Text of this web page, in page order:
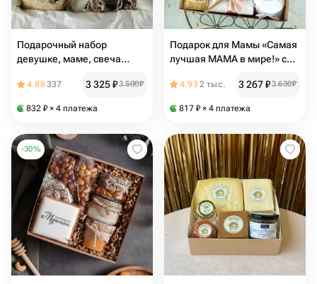
Подарочный набор
девушке, маме, свеча
мыло, магниевая соль,
ванны, люфа мочалка
4.88337 3 325₽3 500₽
832 ₽ × 4 платежа
Подарок для Мамы «Самая
лучшая МАМА в мире!» с
норковыми носочками,
конфетами
4.932 тыс. 3 267₽3 630₽
817 ₽ × 4 платежа
-30%